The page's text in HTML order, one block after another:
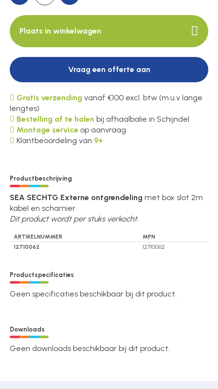
Contact
Plaats in winkelwagen
Vraag een offerte aan
Gratis verzending vanaf €100 excl. btw (m.u.v lange
lengtes)
Bestelling af te halen bij afhaalbalie in Schijndel
Montage service op aanvraag
Klantbeoordeling van 9+
Productbeschrijving
SEA SECHTG Externe ontgrendeling met box slot 2m
kabel en scharnier
Dit product wordt per stuks verkocht.
ARTIKELNUMMER
MPN
12710062
12710062
Productspecificaties
Geen specificaties beschikbaar bij dit product.
Downloads
Geen downloads beschikbaar bij dit product.